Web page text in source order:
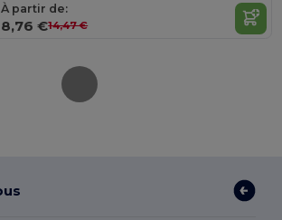
À partir de:
8,76 €14,47 €